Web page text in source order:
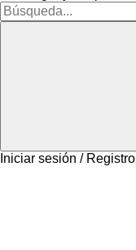
Iniciar sesión / Registro